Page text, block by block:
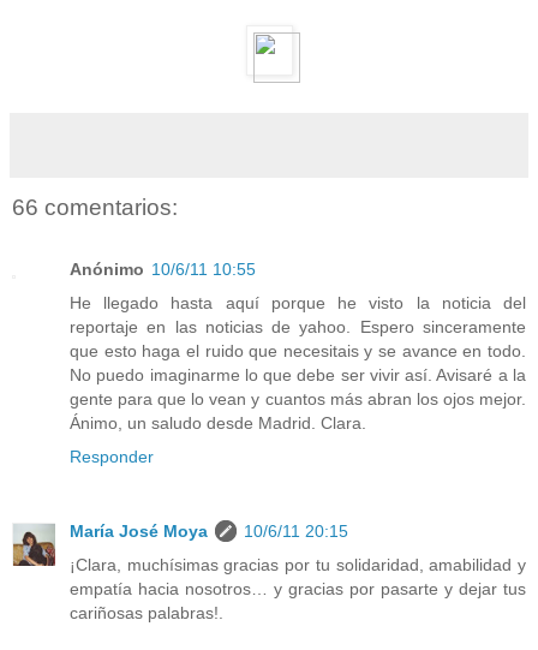
66 comentarios:
Anónimo 10/6/11 10:55
He llegado hasta aquí porque he visto la noticia del
reportaje en las noticias de yahoo. Espero sinceramente
que esto haga el ruido que necesitais y se avance en todo.
No puedo imaginarme lo que debe ser vivir así. Avisaré a la
gente para que lo vean y cuantos más abran los ojos mejor.
Ánimo, un saludo desde Madrid. Clara.
Responder
María José Moya
10/6/11 20:15
¡Clara, muchísimas gracias por tu solidaridad, amabilidad y
empatía hacia nosotros… y gracias por pasarte y dejar tus
cariñosas palabras!.